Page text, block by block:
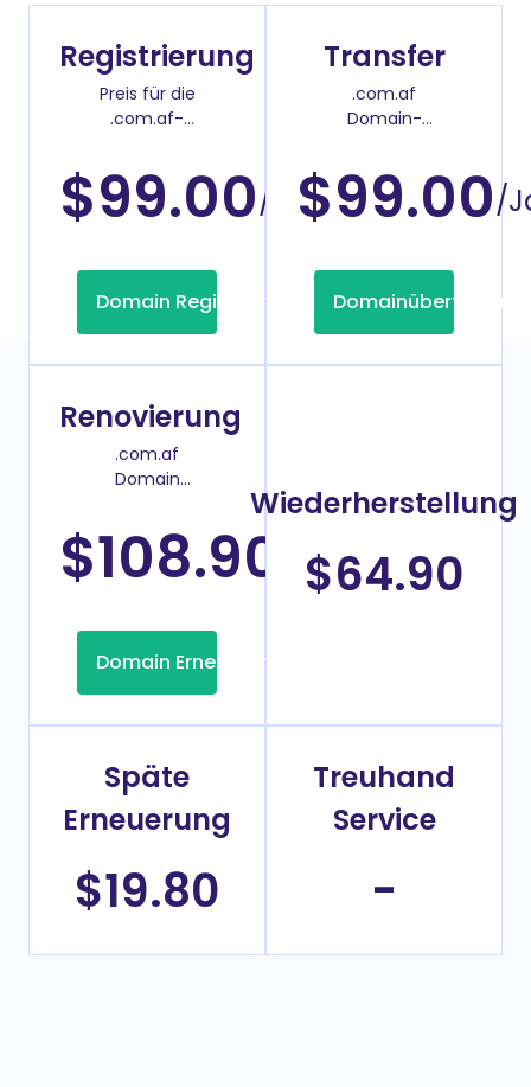
Registrierung
Preis für die
.com.af-
$99.00/Jahr
Domain Registrierung
Transfer
.com.af
Domain-
$99.00/
Domainübertragung
Renovierung
.com.af
Domain
$108.90 /Jahr
Domain Erneuerung
Wiederherstellung
$64.90
Späte
Erneuerung
$19.80
Treuhand
Service
-